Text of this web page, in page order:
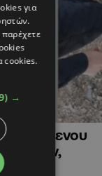
το Ιράν,
για
cookies.
→